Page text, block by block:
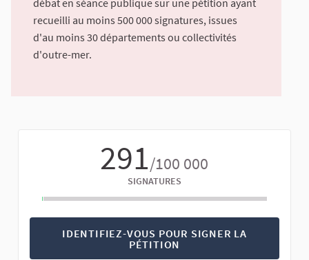
débat en séance publique sur une pétition ayant
recueilli au moins 500 000 signatures, issues
d'au moins 30 départements ou collectivités
d'outre-mer.
291/100 000
SIGNATURES
IDENTIFIEZ-VOUS POUR SIGNER LA
PÉTITION